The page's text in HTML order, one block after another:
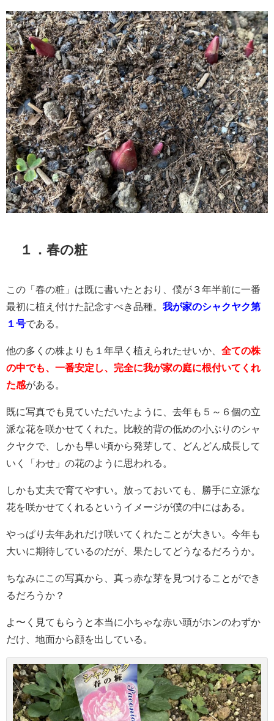
１．春の粧
この「春の粧」は既に書いたとおり、僕が３年半前に一番
最初に植え付けた記念すべき品種。 我が家のシャクヤク第
１号である。
他の多くの株よりも１年早く植えられたせいか、 全ての株
の中でも、一番安定し、完全に我が家の庭に根付いてくれ
た感がある。
既に写真でも見ていただいたように、去年も５～６個の立
派な花を咲かせてくれた。比較的背の低めの小ぶりのシャ
クヤクで、しかも早い頃から発芽して、どんどん成長して
いく「わせ」の花のように思われる。
しかも丈夫で育てやすい。放っておいても、勝手に立派な
花を咲かせてくれるというイメージが僕の中にはある。
やっぱり去年あれだけ咲いてくれたことが大きい。今年も
大いに期待しているのだが、果たしてどうなるだろうか。
ちなみにこの写真から、真っ赤な芽を見つけることができ
るだろうか？
よ〜く見てもらうと本当に小ちゃな赤い頭がホンのわずか
だけ、地面から顔を出している。